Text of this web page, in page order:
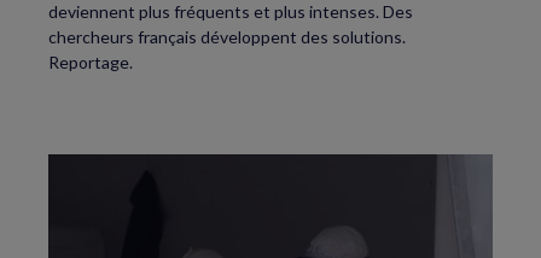
deviennent plus fréquents et plus intenses. Des
chercheurs français développent des solutions.
Reportage.